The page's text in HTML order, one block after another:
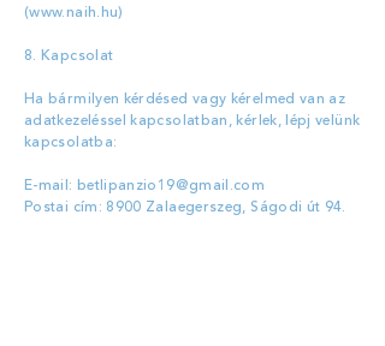
(www.naih.hu)
8. Kapcsolat
​Ha bármilyen kérdésed vagy kérelmed van az
adatkezeléssel kapcsolatban, kérlek, lépj velünk
kapcsolatba:
E-mail: betlipanzio19@gmail.com
Postai cím: 8900 Zalaegerszeg, Ságodi út 94.